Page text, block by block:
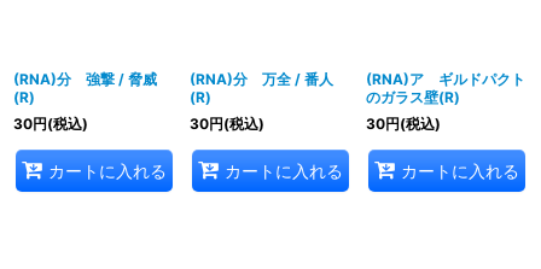
(RNA)分 強撃 / 脅威
(R)
30円(税込)
カートに入れる
(RNA)分 万全 / 番人
(R)
30円(税込)
カートに入れる
(RNA)ア ギルドパクト
のガラス壁(R)
30円(税込)
カートに入れる